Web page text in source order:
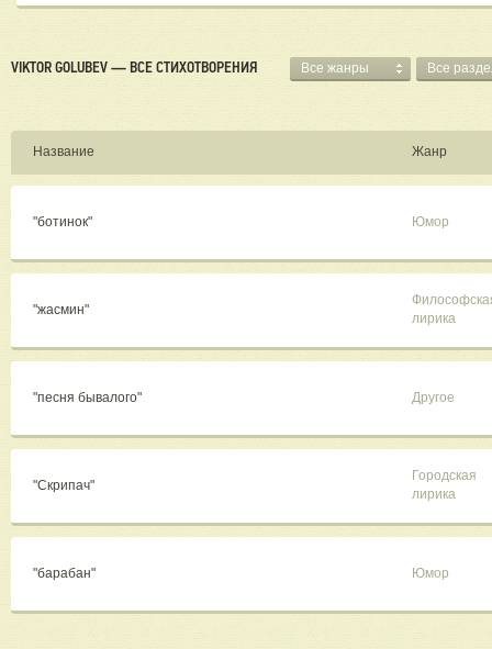
VIKTOR GOLUBEV — ВСЕ СТИХОТВОРЕНИЯ Все жанры Все
Название Жанр
"ботинок" Юмор
"жасмин"
лирика
"песня бывалого" Другое
"Скрипач"
Городская
лирика
"барабан" Юмор